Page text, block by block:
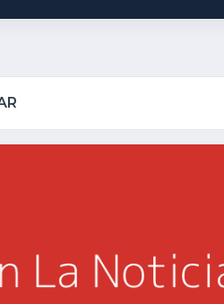
Y AL VIRREY NO LE IMPORTA